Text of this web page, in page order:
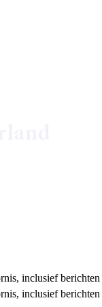
inclusief
inclusief